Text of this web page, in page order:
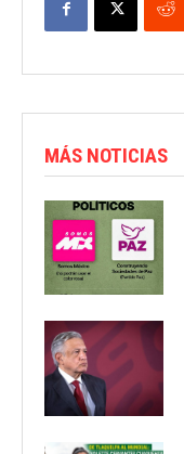
MÁS NOTICIAS